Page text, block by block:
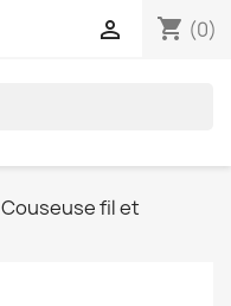
shopping_cart (0)

Couseuse fil et